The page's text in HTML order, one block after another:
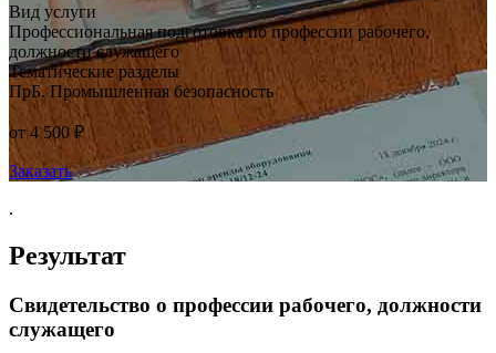
Вид услуги
Профессиональная подготовка по профессии рабочего,
должности служащего
Тематические разделы
ПрБ. Промышленная безопасность
от 4 500 ₽
Заказать
.
Результат
Свидетельство о профессии рабочего, должности
служащего